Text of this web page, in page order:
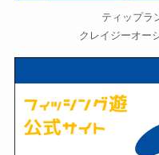
ティップラ
クレイジーオー